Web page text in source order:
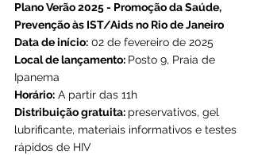
Plano Verão 2025 - Promoção da Saúde,
Prevenção às IST/Aids no Rio de Janeiro
Data de início: 02 de fevereiro de 2025
Local de lançamento: Posto 9, Praia de
Ipanema
Horário: A partir das 11h
Distribuição gratuita: preservativos, gel
lubrificante, materiais informativos e testes
rápidos de HIV